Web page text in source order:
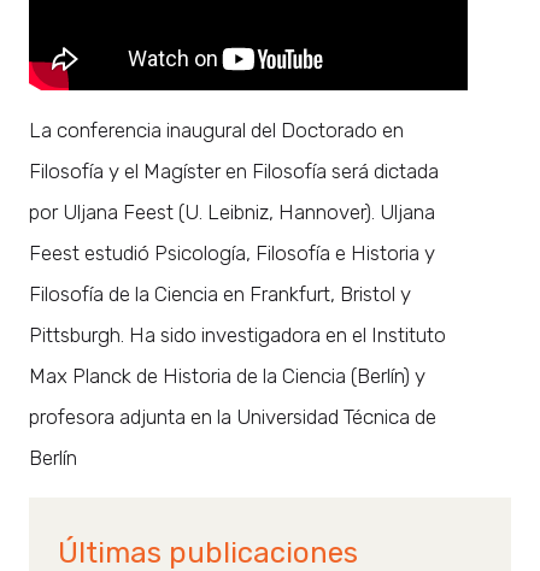
La conferencia inaugural del Doctorado en
Filosofía y el Magíster en Filosofía será dictada
por Uljana Feest (U. Leibniz, Hannover). Uljana
Feest estudió Psicología, Filosofía e Historia y
Filosofía de la Ciencia en Frankfurt, Bristol y
Pittsburgh. Ha sido investigadora en el Instituto
Max Planck de Historia de la Ciencia (Berlín) y
profesora adjunta en la Universidad Técnica de
Berlín
Últimas publicaciones